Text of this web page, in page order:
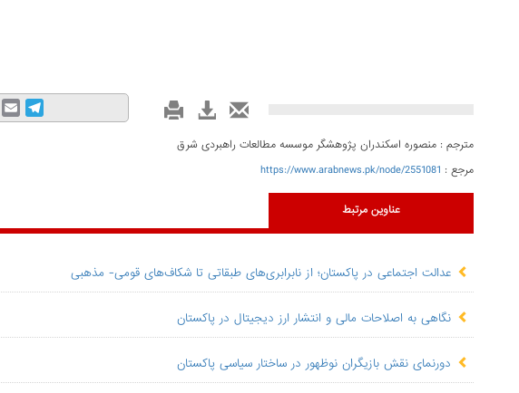
مترجم : منصوره اسکندران پژوهشگر موسسه مطالعات راهبردی شرق
مرجع : https://www.arabnews.pk/node/2551081
عناوین مرتبط
عدالت اجتماعی در پاکستان؛ از نابرابری‌های طبقاتی تا شکاف‌های قومی- مذهبی
نگاهی به اصلاحات مالی و انتشار ارز دیجیتال در پاکستان
دورنمای نقش بازیگران نوظهور در ساختار سیاسی پاکستان